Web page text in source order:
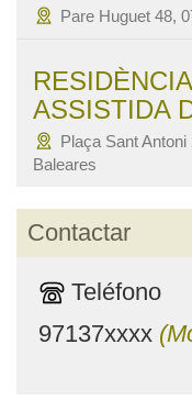
Pare Huguet 48,
ASSISTIDA
Plaça Sant
Baleares
Contactar
Teléfono
97137xxxx